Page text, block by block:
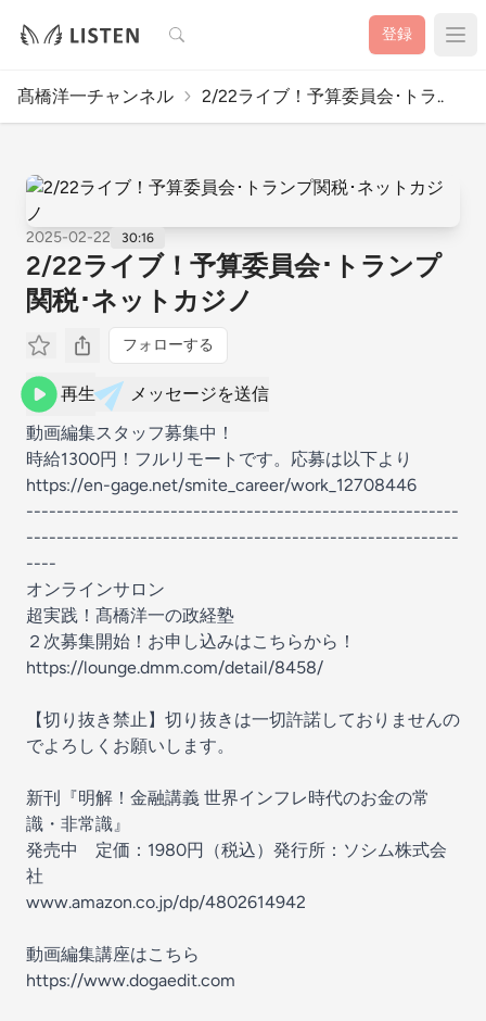
検索 登録
髙橋洋一チャンネル 2/22ライブ！予算委員会･トラ..
2025-02-22 30:16
2/22ライブ！予算委員会･トランプ
関税･ネットカジノ
フォローする
再生
メッセージを送信
動画編集スタッフ募集中！
時給1300円！フルリモートです。応募は以下より
https://en-gage.net/smite_career/work_12708446
---------------------------------------------------------
---------------------------------------------------------
----
オンラインサロン
超実践！髙橋洋一の政経塾
２次募集開始！お申し込みはこちらから！
https://lounge.dmm.com/detail/8458/
【切り抜き禁止】切り抜きは一切許諾しておりませんの
でよろしくお願いします。
新刊『明解！金融講義 世界インフレ時代のお金の常
識・非常識』
発売中 定価：1980円（税込）発行所：ソシム株式会
社
www.amazon.co.jp/dp/4802614942
動画編集講座はこちら
https://www.dogaedit.com